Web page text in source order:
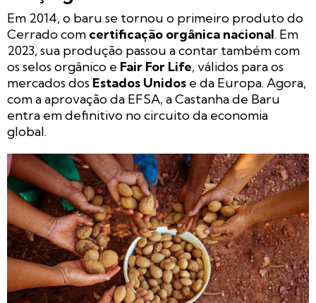
Em 2014, o baru se tornou o primeiro produto do
Cerrado com certificação orgânica nacional. Em
2023, sua produção passou a contar também com
os selos orgânico e Fair For Life, válidos para os
mercados dos Estados Unidos e da Europa. Agora,
com a aprovação da EFSA, a Castanha de Baru
entra em definitivo no circuito da economia
global.